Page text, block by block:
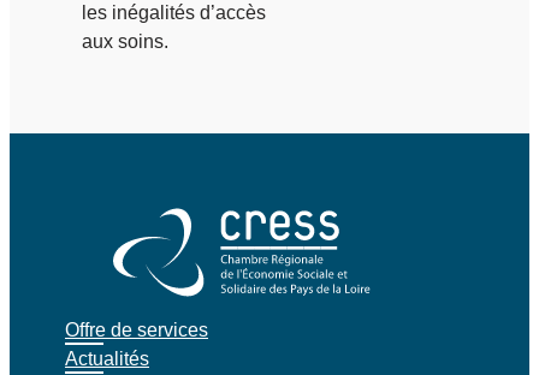
les inégalités d’accès
aux soins.
Offre de services
Actualités